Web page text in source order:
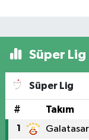
Süper Lig
Süper Lig
# Takım
1